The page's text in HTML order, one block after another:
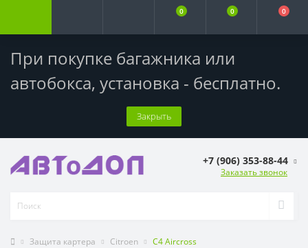
При покупке багажника или
автобокса, установка - бесплатно.
Закрыть
0 0 0
+7 (906) 353-88-44
Заказать звонок
Защита картера Citroen C4 Aircross